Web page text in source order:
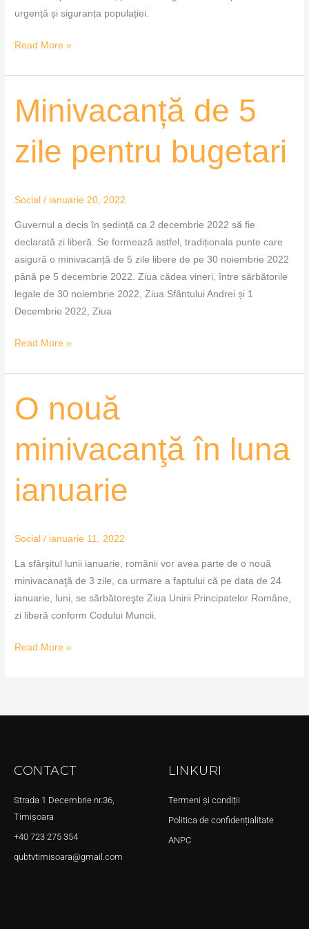
urgență și siguranța populației.
Read More »
Minivacanță de 5
zile pentru bugetari
Social / ianuarie 20, 2022
Guvernul a decis în ședință ca 2 decembrie 2022 să fie
declarată zi liberă. Se formează astfel, tradiționala punte care
asigură o minivacanță de 5 zile libere de pe 30 noiembrie 2022
până pe 5 decembrie 2022. Ziua cădea vineri, între sărbătorile
legale de 30 noiembrie 2022, Ziua Sfântului Andrei și 1
Decembrie 2022, Ziua
Minivacanță
de
zile
Read More »
O nouă
minivacanţă în luna
ianuarie
Social / ianuarie 11, 2022
La sfârşitul lunii ianuarie, românii vor avea parte de o nouă
minivacanaţă de 3 zile, ca urmare a faptului că pe data de 24
ianuarie, luni, se sărbătoreşte Ziua Unirii Principatelor Române,
zi liberă conform Codului Muncii.
O
nouă
în
ianuarie
Read More »
CONTACT
Strada 1 Decembrie nr.36,
Timișoara
+40 723 275 354
qubtvtimisoara@gmail.com
LINKURI
Termeni și condiții
Politica de confidențialitate
ANPC